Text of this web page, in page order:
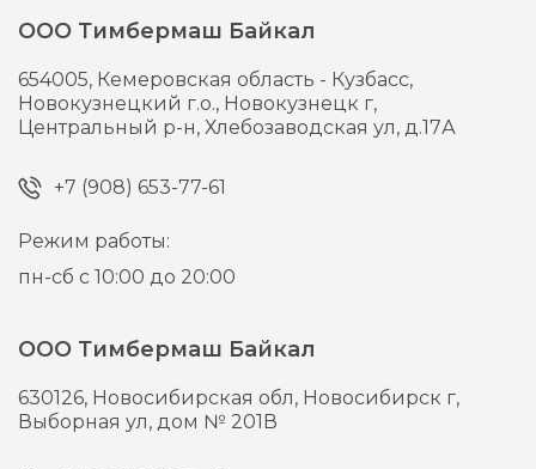
ООО Тимбермаш Байкал
654005, Кемеровская область - Кузбасс,
Новокузнецкий г.о., Новокузнецк г,
Центральный р-н, Хлебозаводская ул, д.17А
+7 (908) 653-77-61
Режим работы:
пн-сб с 10:00 до 20:00
ООО Тимбермаш Байкал
630126, Новосибирская обл, Новосибирск г,
Выборная ул, дом № 201В